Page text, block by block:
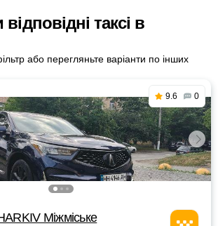
таксі в
або перегляньте варіанти по інших
9.6 0
Міжміське